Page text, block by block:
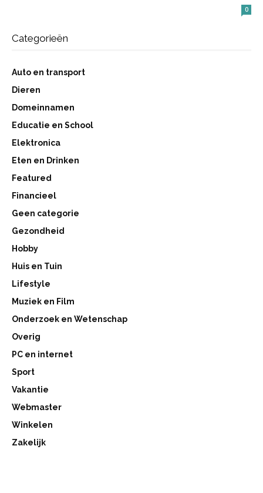
0
Categorieën
Auto en transport
Dieren
Domeinnamen
Educatie en School
Elektronica
Eten en Drinken
Featured
Financieel
Geen categorie
Gezondheid
Hobby
Huis en Tuin
Lifestyle
Muziek en Film
Onderzoek en Wetenschap
Overig
PC en internet
Sport
Vakantie
Webmaster
Winkelen
Zakelijk